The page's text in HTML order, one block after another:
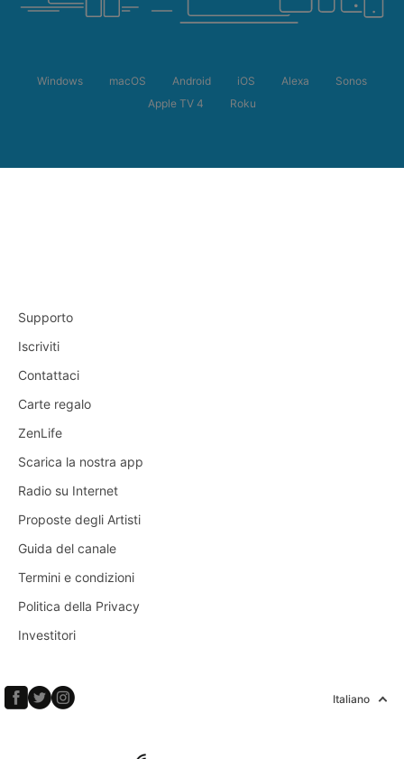
Windows macOS Android iOS Alexa
Sonos
Apple TV 4
Roku
Supporto
Iscriviti
Contattaci
Carte regalo
ZenLife
Scarica la nostra app
Radio su Internet
Proposte degli Artisti
Guida del canale
Termini e condizioni
Politica della Privacy
Investitori
Italiano